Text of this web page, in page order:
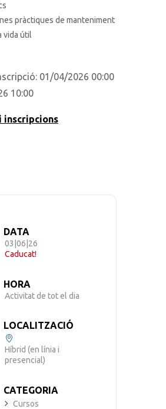
pràctiques de manteniment
vida útil
: 01/04/2026 00:00
10:00
inscripcions
DATA
03|06|26
Caducat!
HORA
Activitat de tot el dia
LOCALITZACIÓ
Híbrid (en línia i
presencial)
CATEGORIA
Cursos